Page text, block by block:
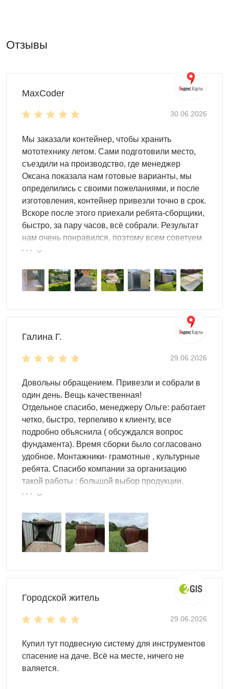
После сборки хозблоком можно сразу пользоваться.
Конструкция контейнера SKOGGY под хозблок
Даже после 50-го цикла хозблок будет готов к
эксплуатации.
Благодаря высокому качеству материала и
уникальным технологиям, используемым при
производстве, хозблоки SKOGGY сохраняют свои
эксплуатационные свойства на протяжении многих
лет.
Со временем хозблок стал уже не нужен? И такое
случается. Подарите его друзьям, а лучше
продайте. А самый оптимальный вариант – собрать
пригодится всегда.
Хозблок SKOGGY – это универсальное сооружение,
в производственном цеху
Хозблок SKOGGY можно использовать для чего угодно:
для хранения материалов
для хранения инвентаря
для хранения оборудования
Внутренняя организация
Рациональное использование пространства внутри
хозблока позволит извлечь максимальную выгоду.
организовать внутреннее пространство. Установите в
своем хозблоке:
полки и стеллажи
Дизайн
Оформление внешнего вида контейнера под ваш
следующие варианты:
Отзывы
MaxCoder
30.06.2026
Мы заказали контейнер, чтобы хранить
мототехнику летом. Сами подготовили место,
съездили на производство, где менеджер
Оксана показала нам готовые варианты, мы
определились с своими пожеланиями, и после
изготовления, контейнер привезли точно в срок.
Вскоре после этого приехали ребята-сборщики,
быстро, за пару часов, всё собрали. Результат
нам очень понравился, поэтому всем советуем
эту фирму.
Галина Г.
29.06.2026
Довольны обращением. Привезли и собрали в
один день. Вещь качественная!
Отдельное спасибо, менеджеру Ольге: работает
четко, быстро, терпеливо к клиенту, все
подробно объяснила ( обсуждался вопрос
фундамента). Время сборки было согласовано
удобное. Монтажники- грамотные , культурные
ребята. Спасибо компании за организацию
такой работы : большой выбор продукции,
реальные цены.
Городской житель
29.06.2026
Купил тут подвесную систему для инструментов
спасение на даче. Всё на месте, ничего не
валяется.